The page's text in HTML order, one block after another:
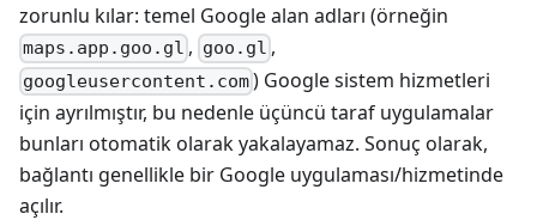
zorunlu kılar: temel Google alan adları (örneğin
maps.app.goo.gl , goo.gl ,
googleusercontent.com) Google sistem hizmetleri
için ayrılmıştır, bu nedenle üçüncü taraf uygulamalar
bunları otomatik olarak yakalayamaz. Sonuç olarak,
bağlantı genellikle bir Google uygulaması/hizmetinde
açılır.